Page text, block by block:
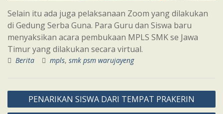
Selain itu ada juga pelaksanaan Zoom yang dilakukan
di Gedung Serba Guna. Para Guru dan Siswa baru
menyaksikan acara pembukaan MPLS SMK se Jawa
Timur yang dilakukan secara virtual.
Berita mpls, smk psm warujayeng
Post
navigation
PENARIKAN SISWA DARI TEMPAT PRAKERIN